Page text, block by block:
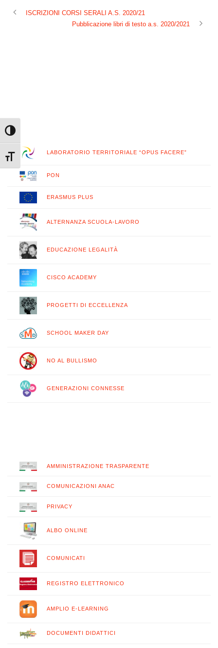
Attiva/disattiva alto contrasto
Attiva/disattiva dimensione testo
ISCRIZIONI CORSI SERALI A.S. 2020/21
Pubblicazione libri di testo a.s. 2020/2021
LABORATORIO TERRITORIALE “OPUS FACERE”
PON
ERASMUS PLUS
ALTERNANZA SCUOLA-LAVORO
EDUCAZIONE LEGALITÀ
CISCO ACADEMY
PROGETTI DI ECCELLENZA
SCHOOL MAKER DAY
NO AL BULLISMO
GENERAZIONI CONNESSE
AMMINISTRAZIONE TRASPARENTE
COMUNICAZIONI ANAC
PRIVACY
ALBO ONLINE
COMUNICATI
REGISTRO ELETTRONICO
AMPLIO E-LEARNING
DOCUMENTI DIDATTICI